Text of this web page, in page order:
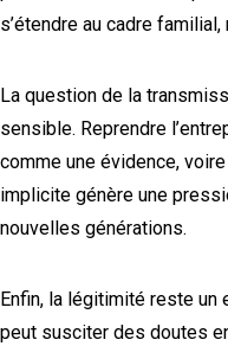
s’étendre au cadre
La question de la
sensible. Reprendre
comme une évidence,
implicite génère une
nouvelles générations.
Enfin, la légitimité reste un
peut susciter des doutes